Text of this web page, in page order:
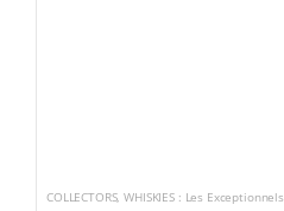
COLLECTORS,WHISKIES : Les Exceptionnels